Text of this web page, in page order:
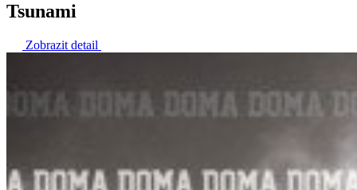
Tsunami
Zobrazit detail